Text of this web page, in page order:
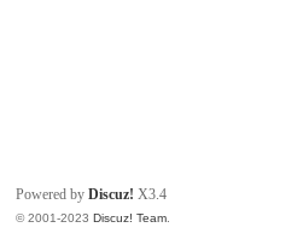
Powered byDiscuz! X3.4
© 2001-2023Discuz! Team